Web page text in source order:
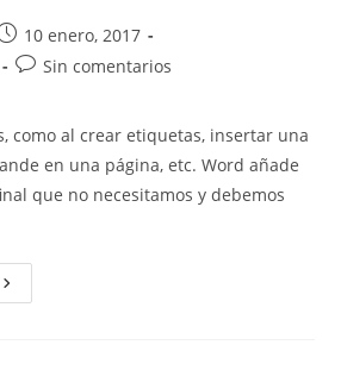
de
10 enero, 2017
Comentarios
entrada:
Sin comentarios
como al crear etiquetas, insertar una
en una página, etc. Word añade
que no necesitamos y debemos
Eliminar